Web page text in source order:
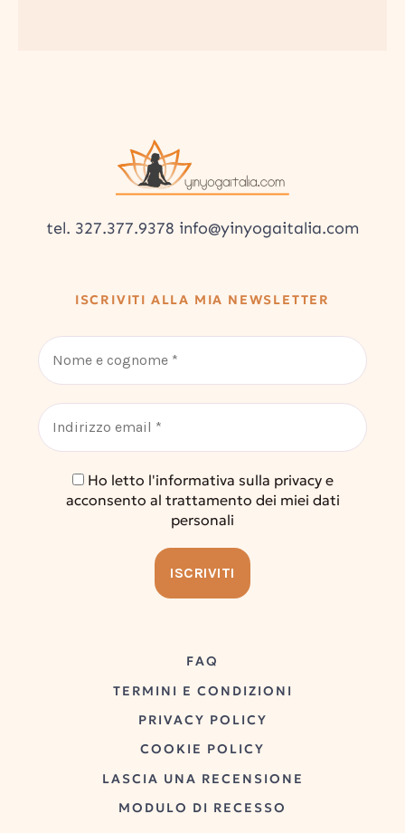
tel. 327.377.9378 info@yinyogaitalia.com
ISCRIVITI ALLA MIA NEWSLETTER
Ho letto l'informativa sulla privacy e
acconsento al trattamento dei miei dati
personali
FAQ
TERMINI E CONDIZIONI
PRIVACY POLICY
COOKIE POLICY
LASCIA UNA RECENSIONE
MODULO DI RECESSO